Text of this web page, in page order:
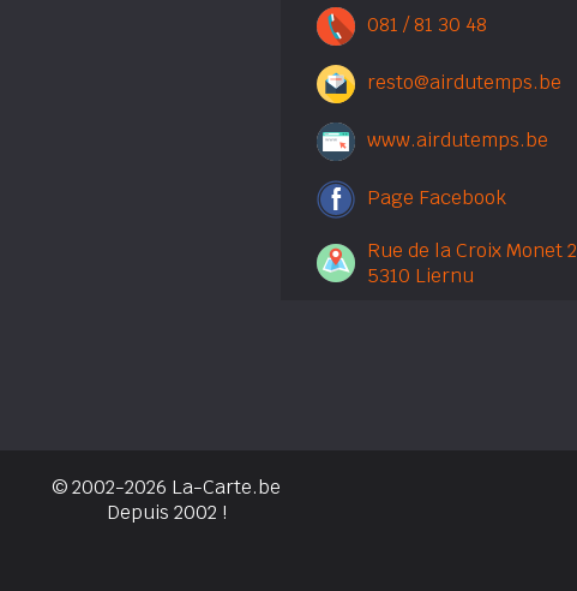
081 / 81 30 48
resto@airdutemps.be
www.airdutemps.be
Page Facebook
Rue de la Croix Monet 2
5310 Liernu
© 2002-2026 La-Carte.be
Depuis 2002 !